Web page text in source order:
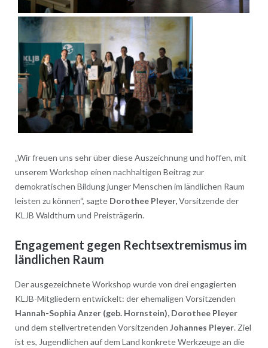
„Wir freuen uns sehr über diese Auszeichnung und hoffen, mit
unserem Workshop einen nachhaltigen Beitrag zur
demokratischen Bildung junger Menschen im ländlichen Raum
leisten zu können“, sagte Dorothee Pleyer,Vorsitzende der
KLJB Waldthurn und Preisträgerin.
Engagement gegen Rechtsextremismus im
ländlichen Raum
Der ausgezeichnete Workshop wurde von drei engagierten
KLJB-Mitgliedern entwickelt: der ehemaligen Vorsitzenden
Hannah-Sophia Anzer (geb. Hornstein), Dorothee Pleyer
und dem stellvertretenden Vorsitzenden Johannes Pleyer. Ziel
ist es, Jugendlichen auf dem Land konkrete Werkzeuge an die